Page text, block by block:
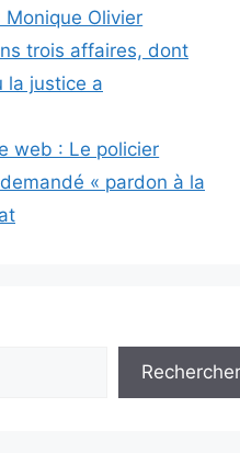
Olivier
trois affaires, dont
la justice a
web : Le policier
« pardon à la
Rechercher